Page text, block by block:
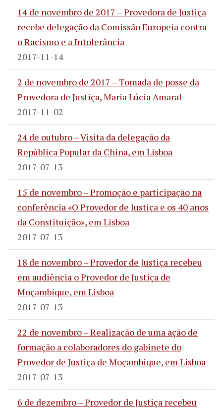
14 de novembro de 2017 – Provedora de Justiça
recebe delegação da Comissão Europeia contra
o Racismo e a Intolerância
2017-11-14
2 de novembro de 2017 – Tomada de posse da
Provedora de Justiça, Maria Lúcia Amaral
2017-11-02
24 de outubro – Visita da delegação da
República Popular da China, em Lisboa
2017-07-13
15 de novembro – Promoção e participação na
conferência «O Provedor de Justiça e os 40 anos
da Constituição», em Lisboa
2017-07-13
18 de novembro – Provedor de Justiça recebeu
em audiência o Provedor de Justiça de
Moçambique, em Lisboa
2017-07-13
22 de novembro – Realização de uma ação de
formação a colaboradores do gabinete do
Provedor de Justiça de Moçambique, em Lisboa
2017-07-13
6 de dezembro – Provedor de Justiça recebeu